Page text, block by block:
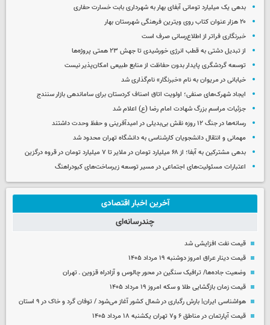
بدهی یک میلیارد تومانی آبفای بهار به شهرداری بابت خسارت حفاری
۲۰ هزار عنوان کتاب روی ویترین فرهنگی شهرستان بهار
خبرنگاری فراتر از اطلاع‌رسانی صرف است
از تبدیل دشتی به قطب انرژی خورشیدی تا جهش ۲۳ همتی پروژه‌ها
توسعه گردشگری پایدار بدون حفاظت از منابع طبیعی امکان‌پذیر نیست
خیابانی در مریوان به نام «خبرنگار» نام‌گذاری شد
ایجاد شهرک‌های صنفی؛ اولویت اتاق اصناف کردستان برای ساماندهی بازار سنندج
جزئیات مراسم بزرگ شهادت امام رضا (ع) اعلام شد
رسانه‌ها در جنگ ۱۲ روزه نقش بی‌بدیلی در امیدآفرینی و حفظ وحدت داشتند
مهمانی و انتقال دانشجویان کارشناسی به دانشگاه تهران محدود شد
بدهی مشترکین به آبفا؛ از ۶۸ میلیارد تومان در ملایر تا ۷ میلیارد تومان در قروه درگزین
اعتبارات مسئولیت‌های اجتماعی در مسیر توسعه زیرساخت‌های کبودراهنگ
آخرین اخبار اقتصادی
چندرسانه‌ای
قیمت نفت افزایشی شد
قیمت دینار عراق امروز دوشنبه ۱۹ مرداد ۱۴۰۵
وضعیت جاده‌ها/ ترافیک سنگین در محور چالوس و آزادراه قزوین ـ تهران
قیمت زمان بازگشایی طلا و سکه امروز ۱۹ مرداد ۱۴۰۵
هواشناسی ایران| بارش رگباری در شمال کشور آغاز می‌شود / توفان گرد و خاک در ۹ استان
قیمت آپارتمان در مناطق ۶ و۷ تهران یکشنبه ۱۸ مرداد ۱۴۰۵